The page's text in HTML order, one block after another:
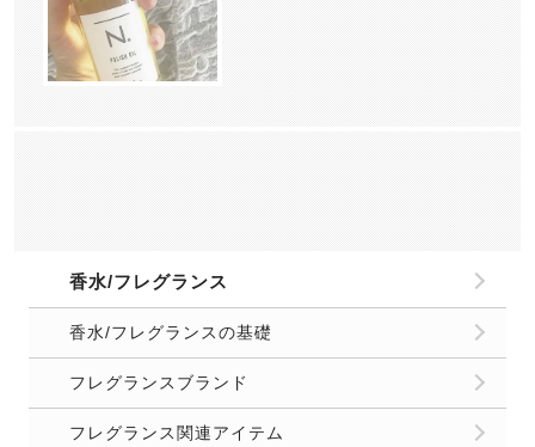
香水/フレグランス
香水/フレグランスの基礎
フレグランスブランド
フレグランス関連アイテム